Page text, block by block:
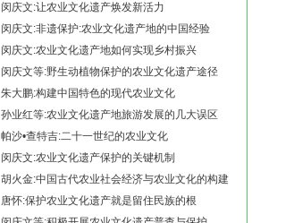
闵庆文:让农业文化遗产焕发新活力
闵庆文:非遗保护:农业文化遗产地的中国经验
闵庆文:农业文化遗产地如何实现乡村振兴
闵庆文等:野生动植物保护的农业文化遗产途径
朱大鹏:构建中国特色的现代农业文化
孙业红等:农业文化遗产地旅游发展的几大误区
帕沙•查特吉:二十一世纪的农业文化
闵庆文:农业文化遗产保护的关键机制
胡火金:中国古代农业社会经济与农业文化的构建
唐怀:保护农业文化遗产就是留住民族的根